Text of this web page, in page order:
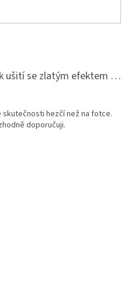
Adventní kalendář k ušití se zlatým efektem 042Q
z 5 hvězdiček.
hezčí než na fotce.
doporučuji.